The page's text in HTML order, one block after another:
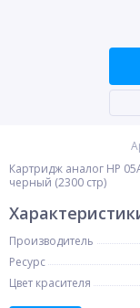
Картридж аналог HP
черный (2300 стр)
Производитель
Ресурс
Цвет красителя